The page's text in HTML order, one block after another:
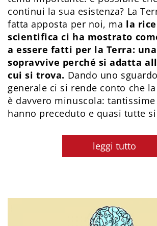
continui la sua esistenza? La
fatta apposta per noi, ma la
scientifica ci ha mostrato
a essere fatti per la Terra:
sopravvive perché si adatta
cui si trova. Dando uno
generale ci si rende conto che
è davvero minuscola:
hanno preceduto e quasi tutte
leggi tutto